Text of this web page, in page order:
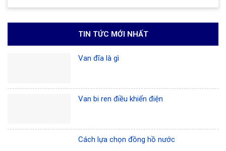
TIN TỨC MỚI NHẤT
Van đĩa là gì
Van bi ren điều khiển điện
Cách lựa chọn đồng hồ nước